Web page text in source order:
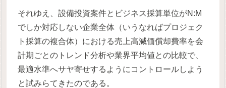
それゆえ、設備投資案件とビジネス採算単位がN:M
でしか対応しない企業全体（いうなればプロジェク
ト採算の複合体）における売上高減価償却費率を会
計期ごとのトレンド分析や業界平均値との比較で、
最適水準へサヤ寄せするようにコントロールしよう
と試みらてきたのである。